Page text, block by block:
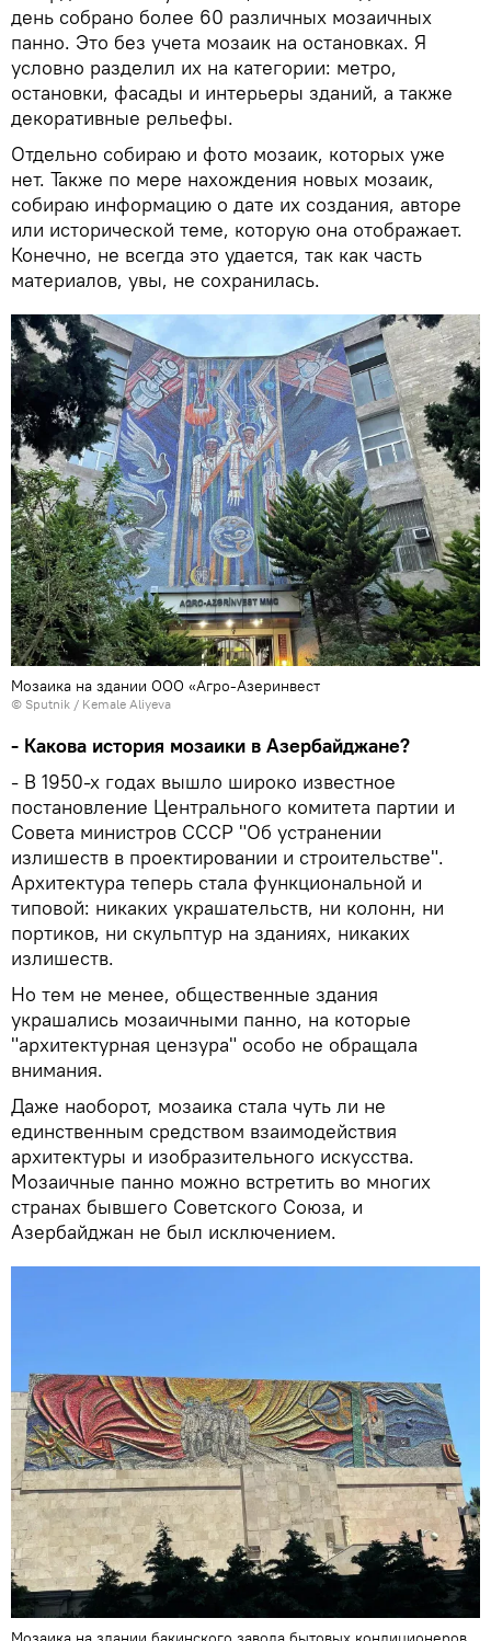
день собрано более 60 различных мозаичных
панно. Это без учета мозаик на остановках. Я
условно разделил их на категории: метро,
остановки, фасады и интерьеры зданий, а также
декоративные рельефы.
Отдельно собираю и фото мозаик, которых уже
нет. Также по мере нахождения новых мозаик,
собираю информацию о дате их создания, авторе
или исторической теме, которую она отображает.
Конечно, не всегда это удается, так как часть
материалов, увы, не сохранилась.
Мозаика на здании ООО «Агро-Азеринвест
© Sputnik / Kemale Aliyeva
- Какова история мозаики в Азербайджане?
- В 1950-х годах вышло широко известное
постановление Центрального комитета партии и
Совета министров СССР "Об устранении
излишеств в проектировании и строительстве".
Архитектура теперь стала функциональной и
типовой: никаких украшательств, ни колонн, ни
портиков, ни скульптур на зданиях, никаких
излишеств.
Но тем не менее, общественные здания
украшались мозаичными панно, на которые
"архитектурная цензура" особо не обращала
внимания.
Даже наоборот, мозаика стала чуть ли не
единственным средством взаимодействия
архитектуры и изобразительного искусства.
Мозаичные панно можно встретить во многих
странах бывшего Советского Союза, и
Азербайджан не был исключением.